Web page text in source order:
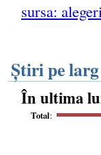
sursa:
Știri pe larg
În ultima
Total: